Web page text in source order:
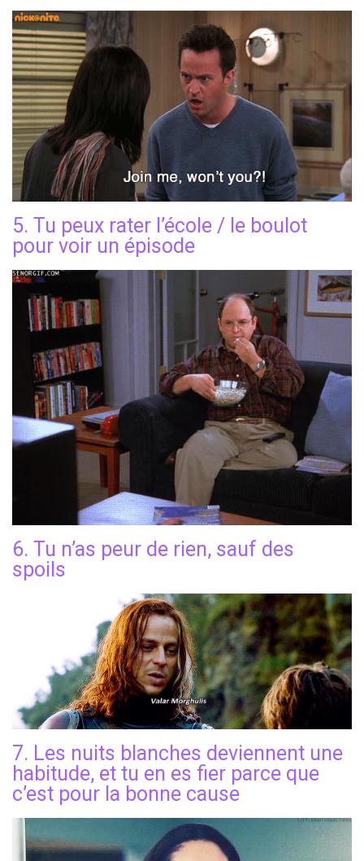
5. Tu peux rater l’école / le boulot
pour voir un épisode
6. Tu n’as peur de rien, sauf des
spoils
7. Les nuits blanches deviennent une
habitude, et tu en es fier parce que
c’est pour la bonne cause